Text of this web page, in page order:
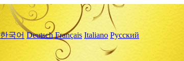
한국어 Deutsch Français Italiano Русский